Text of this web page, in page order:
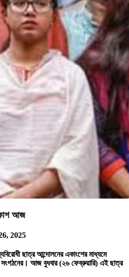
আজ
2025
ছাত্র আন্দোলনের একাংশের মাধ্যমে
সংগঠনের। আজ বুধবার (২৬ ফেব্রুয়ারি) এই ছাত্র